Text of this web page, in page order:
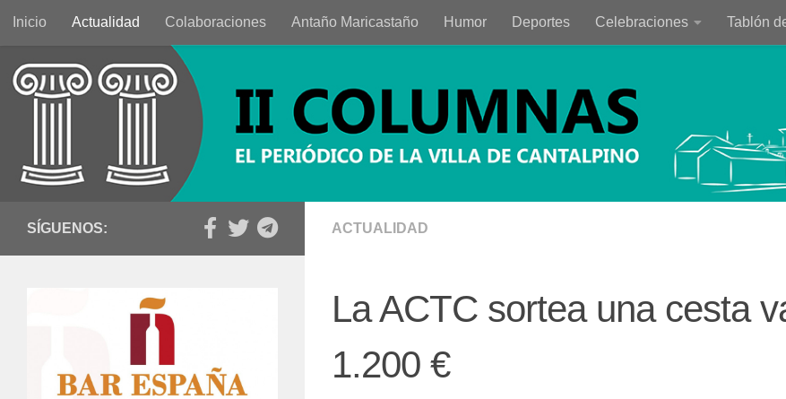
Saltar al contenido
Inicio Actualidad Colaboraciones Antaño Maricastaño Humor Deportes Celebraciones Tablón
ACTUALIDAD
La ACTC sortea una cesta
1.200 €
SÍGUENOS: